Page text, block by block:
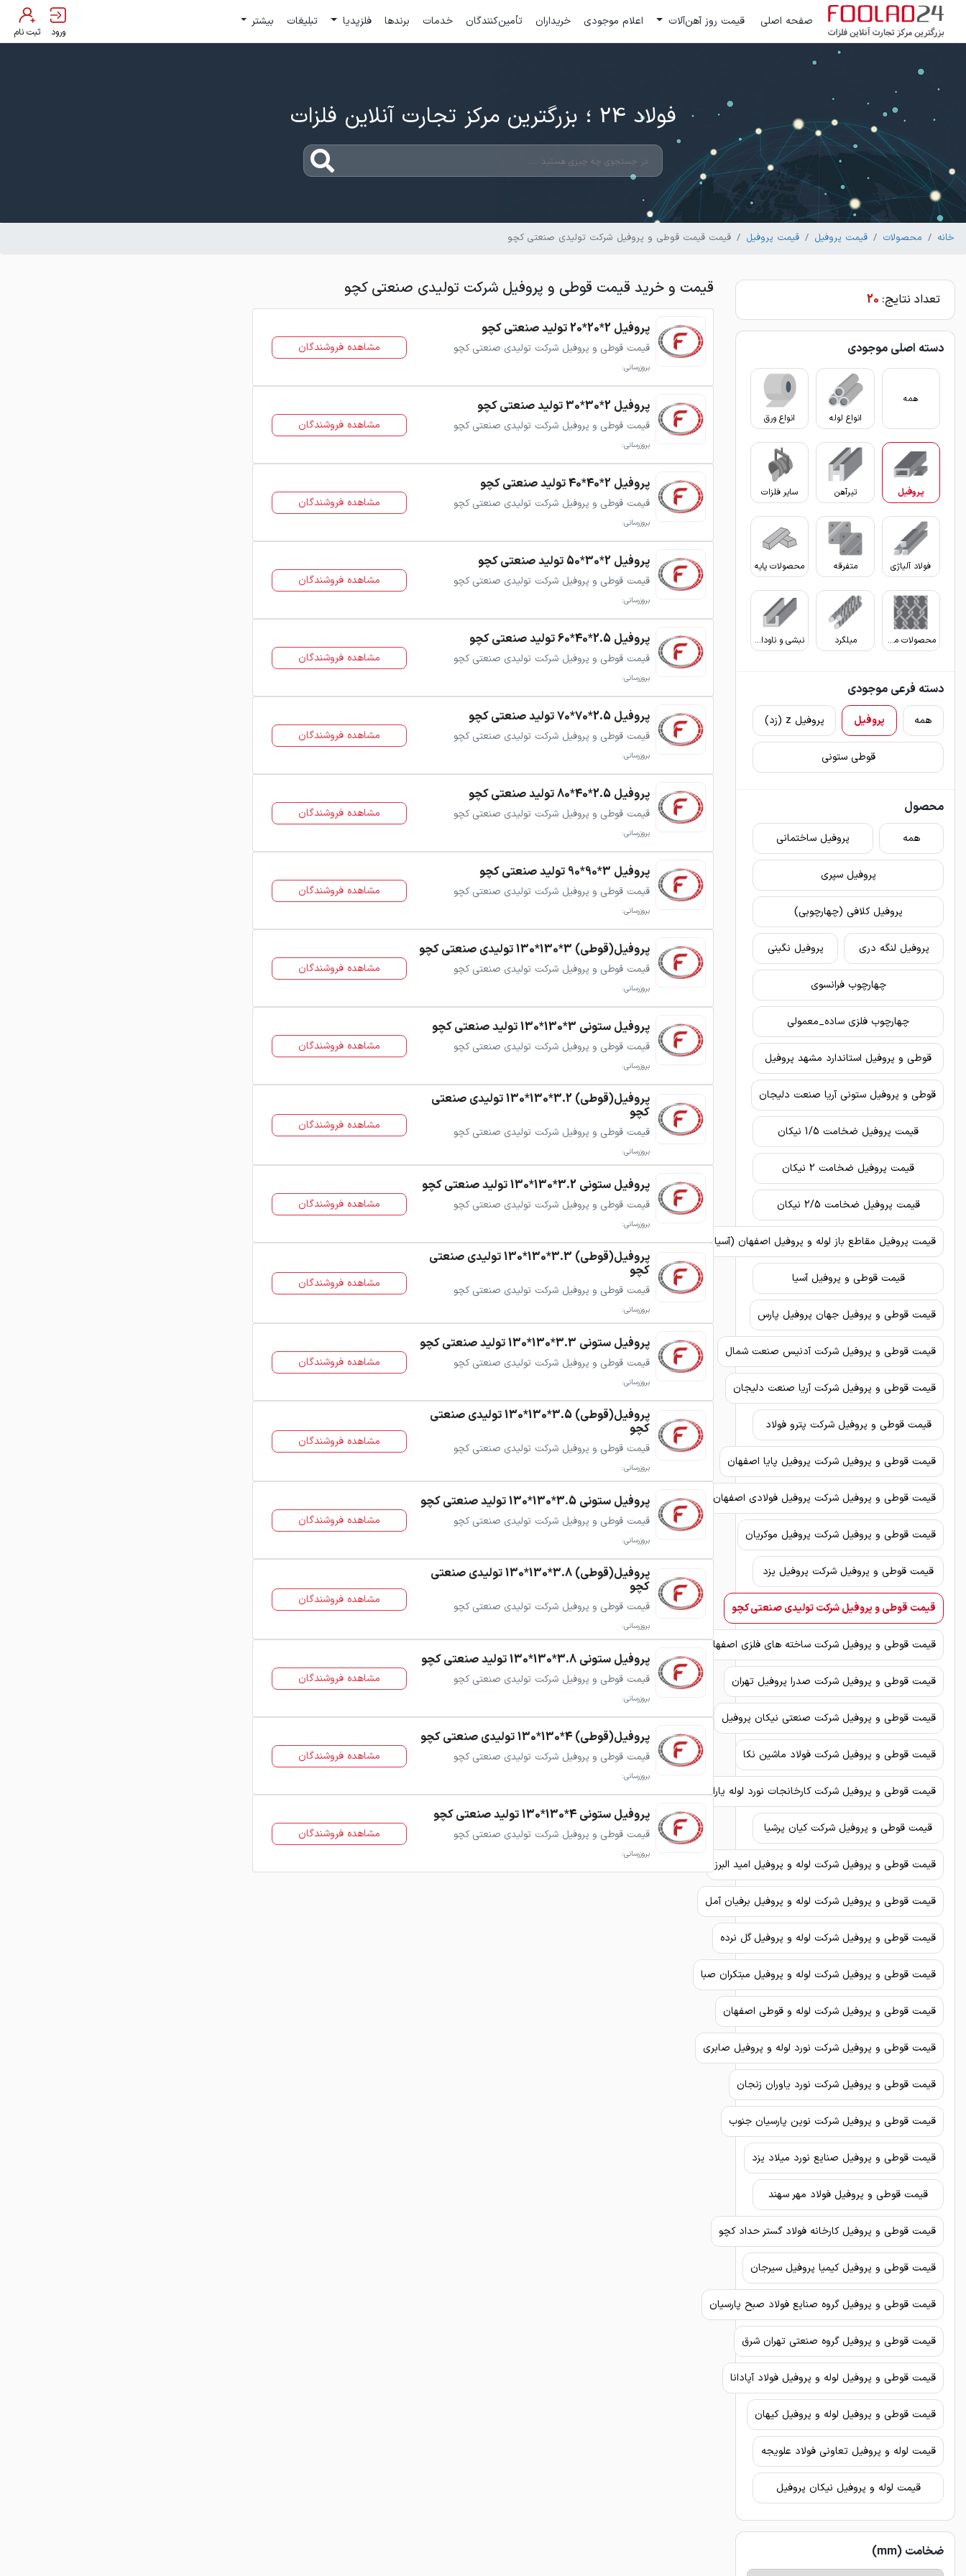
صفحه اصلی قیمت روز آهن‌آلات اعلام موجودی خریداران تأمین‌کنندگان خدمات برندها فلزپدیا تبلیغات بیشتر
ورود ثبت نام
فولاد 24 ؛ بزرگترین مرکز تجارت آنلاین فلزات
خانه محصولات قیمت پروفیل قیمت پروفیل قیمت قیمت قوطی و پروفیل شرکت تولیدی صنعتی کچو
تعداد نتایج: 20
دسته اصلی موجودی
همه
انواع لوله
انواع ورق
پروفیل تیرآهن سایر فلزات
فولاد آلیاژی متفرقه محصولات پایه
محصولات مفتولی میلگرد نبشی و ناودانی
دسته فرعی موجودی
همه پروفیل پروفیل z (زد)
قوطی ستونی
محصول
همه پروفیل ساختمانی
پروفیل سپری
پروفیل کلافی (چهارچوبی)
پروفیل لنگه دری پروفیل نگینی
چهارچوب فرانسوی
چهارچوب فلزی ساده_معمولی
قوطی و پروفیل استاندارد مشهد پروفیل
قوطی و پروفیل ستونی آریا صنعت دلیجان
قیمت پروفیل ضخامت 1/5 نیکان
قیمت پروفیل ضخامت 2 نیکان
قیمت پروفیل ضخامت 2/5 نیکان
قیمت پروفیل مقاطع باز لوله و پروفیل اصفهان (آسیا)
قیمت قوطی و پروفیل آسیا
قیمت قوطی و پروفیل جهان پروفیل پارس
قیمت قوطی و پروفیل شرکت آدنیس صنعت شمال
قیمت قوطی و پروفیل شرکت آریا صنعت دلیجان
قیمت قوطی و پروفیل شرکت پترو فولاد
قیمت قوطی و پروفیل شرکت پروفیل پایا اصفهان
قیمت قوطی و پروفیل شرکت پروفیل فولادی اصفهان
قیمت قوطی و پروفیل شرکت پروفیل موکریان
قیمت قوطی و پروفیل شرکت پروفیل یزد
قیمت قوطی و پروفیل شرکت تولیدی صنعتی کچو
قیمت قوطی و پروفیل شرکت ساخته های فلزی اصفهان
قیمت قوطی و پروفیل شرکت صدرا پروفیل تهران
قیمت قوطی و پروفیل شرکت صنعتی نیکان پروفیل
قیمت قوطی و پروفیل شرکت فولاد ماشین نکا
قیمت قوطی و پروفیل شرکت کارخانجات نورد لوله یاران
قیمت قوطی و پروفیل شرکت کیان پرشیا
قیمت قوطی و پروفیل شرکت لوله و پروفیل امید البرز
قیمت قوطی و پروفیل شرکت لوله و پروفیل برفیان آمل
قیمت قوطی و پروفیل شرکت لوله و پروفیل گل نرده
قیمت قوطی و پروفیل شرکت لوله و پروفیل مبتکران صبا
قیمت قوطی و پروفیل شرکت لوله و قوطی اصفهان
قیمت قوطی و پروفیل شرکت نورد لوله و پروفیل صابری
قیمت قوطی و پروفیل شرکت نورد یاوران زنجان
قیمت قوطی و پروفیل شرکت نوین پارسیان جنوب
قیمت قوطی و پروفیل صنایع نورد میلاد یزد
قیمت قوطی و پروفیل فولاد مهر سهند
قیمت قوطی و پروفیل کارخانه فولاد گستر حداد کچو
قیمت قوطی و پروفیل کیمیا پروفیل سیرجان
قیمت قوطی و پروفیل گروه صنایع فولاد صبح پارسیان
قیمت قوطی و پروفیل گروه صنعتی تهران شرق
قیمت قوطی و پروفیل لوله و پروفیل فولاد آپادانا
قیمت قوطی و پروفیل لوله و پروفیل کیهان
قیمت لوله و پروفیل تعاونی فولاد علویجه
قیمت لوله و پروفیل نیکان پروفیل
ضخامت (mm)
قیمت و خرید قیمت قوطی و پروفیل شرکت تولیدی صنعتی کچو
پروفیل 2*20*20 تولید صنعتی کچو
قیمت قوطی و پروفیل شرکت تولیدی صنعتی کچو
بروزرسانی:
مشاهده فروشندگان
پروفیل 2*30*30 تولید صنعتی کچو
قیمت قوطی و پروفیل شرکت تولیدی صنعتی کچو
بروزرسانی:
مشاهده فروشندگان
پروفیل 2*40*40 تولید صنعتی کچو
قیمت قوطی و پروفیل شرکت تولیدی صنعتی کچو
بروزرسانی:
مشاهده فروشندگان
پروفیل 2*30*50 تولید صنعتی کچو
قیمت قوطی و پروفیل شرکت تولیدی صنعتی کچو
بروزرسانی:
مشاهده فروشندگان
پروفیل 2.5*40*60 تولید صنعتی کچو
قیمت قوطی و پروفیل شرکت تولیدی صنعتی کچو
بروزرسانی:
مشاهده فروشندگان
پروفیل 2.5*70*70 تولید صنعتی کچو
قیمت قوطی و پروفیل شرکت تولیدی صنعتی کچو
بروزرسانی:
مشاهده فروشندگان
پروفیل 2.5*40*80 تولید صنعتی کچو
قیمت قوطی و پروفیل شرکت تولیدی صنعتی کچو
بروزرسانی:
مشاهده فروشندگان
پروفیل 3*90*90 تولید صنعتی کچو
قیمت قوطی و پروفیل شرکت تولیدی صنعتی کچو
بروزرسانی:
مشاهده فروشندگان
پروفیل(قوطی) 3*130*130 تولیدی صنعتی کچو
قیمت قوطی و پروفیل شرکت تولیدی صنعتی کچو
بروزرسانی:
مشاهده فروشندگان
پروفیل ستونی 3*130*130 تولید صنعتی کچو
قیمت قوطی و پروفیل شرکت تولیدی صنعتی کچو
بروزرسانی:
مشاهده فروشندگان
پروفیل(قوطی) 3.2*130*130 تولیدی صنعتی
کچو
قیمت قوطی و پروفیل شرکت تولیدی صنعتی کچو
بروزرسانی:
مشاهده فروشندگان
پروفیل ستونی 3.2*130*130 تولید صنعتی کچو
قیمت قوطی و پروفیل شرکت تولیدی صنعتی کچو
بروزرسانی:
مشاهده فروشندگان
پروفیل(قوطی) 3.3*130*130 تولیدی صنعتی
کچو
قیمت قوطی و پروفیل شرکت تولیدی صنعتی کچو
بروزرسانی:
مشاهده فروشندگان
پروفیل ستونی 3.3*130*130 تولید صنعتی کچو
قیمت قوطی و پروفیل شرکت تولیدی صنعتی کچو
بروزرسانی:
مشاهده فروشندگان
پروفیل(قوطی) 3.5*130*130 تولیدی صنعتی
کچو
قیمت قوطی و پروفیل شرکت تولیدی صنعتی کچو
بروزرسانی:
مشاهده فروشندگان
پروفیل ستونی 3.5*130*130 تولید صنعتی کچو
قیمت قوطی و پروفیل شرکت تولیدی صنعتی کچو
بروزرسانی:
مشاهده فروشندگان
پروفیل(قوطی) 3.8*130*130 تولیدی صنعتی
کچو
قیمت قوطی و پروفیل شرکت تولیدی صنعتی کچو
بروزرسانی:
مشاهده فروشندگان
پروفیل ستونی 3.8*130*130 تولید صنعتی کچو
قیمت قوطی و پروفیل شرکت تولیدی صنعتی کچو
بروزرسانی:
مشاهده فروشندگان
پروفیل(قوطی) 4*130*130 تولیدی صنعتی کچو
قیمت قوطی و پروفیل شرکت تولیدی صنعتی کچو
بروزرسانی:
مشاهده فروشندگان
پروفیل ستونی 4*130*130 تولید صنعتی کچو
قیمت قوطی و پروفیل شرکت تولیدی صنعتی کچو
بروزرسانی:
مشاهده فروشندگان